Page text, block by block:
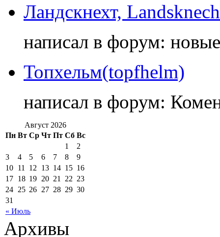
Ландскнехт,
написал в форум:
Топхельм(topfhelm)
написал в форум:
Август 2026
Пн Вт Ср Чт Пт Сб Вс
« Июль
1
2
3
4 5 6 7 8
9
10 11 12 13 14 15 16
17 18 19 20 21 22 23
24 25 26 27 28 29 30
31
Архивы